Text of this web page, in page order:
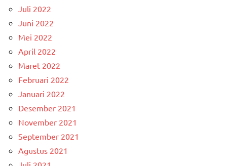
Juli 2022
Juni 2022
Mei 2022
April 2022
Maret 2022
Februari 2022
Januari 2022
Desember 2021
November 2021
September 2021
Agustus 2021